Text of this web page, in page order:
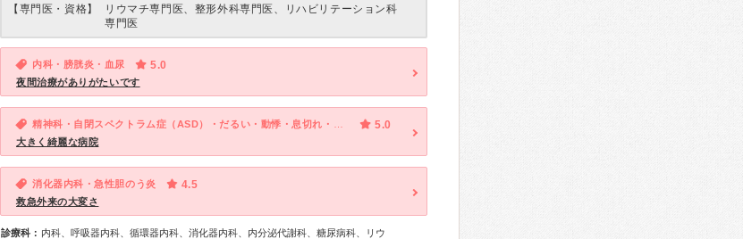
【専門医・資格】
リウマチ専門医、整形外科専門医、リハビリテーション科
専門医
内科・膀胱炎・血尿 5.0
夜間治療がありがたいです
5.0
大きく綺麗な病院
消化器内科・急性胆のう炎 4.5
救急外来の大変さ
診療科： 内科、呼吸器内科、循環器内科、消化器内科、内分泌代謝科、糖尿病科、リウ